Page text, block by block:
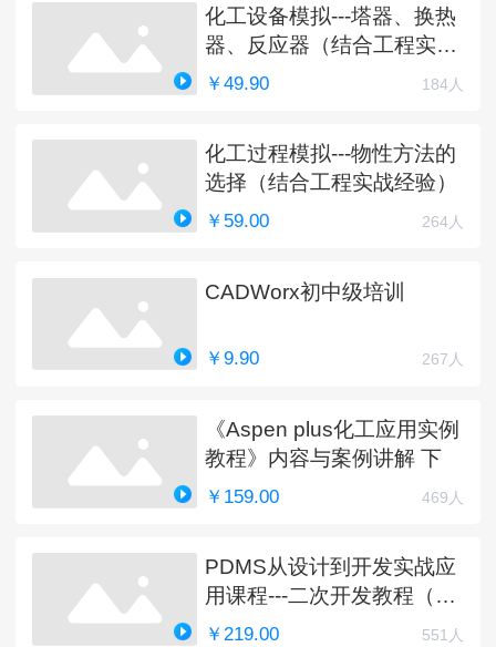
化工设备模拟---塔器、换热
器、反应器（结合工程实
例）
￥49.90 184人
化工过程模拟---物性方法的
选择（结合工程实战经验）
￥59.00 264人
CADWorx初中级培训
￥9.90 267人
《Aspen plus化工应用实例
教程》内容与案例讲解 下
￥159.00 469人
PDMS从设计到开发实战应
用课程---二次开发教程（完
结）
￥219.00 551人